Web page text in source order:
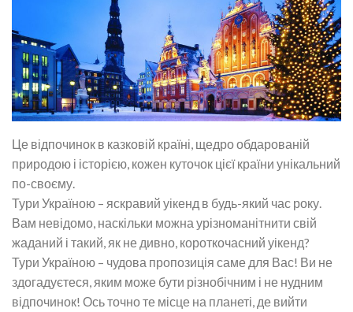
Це відпочинок в казковій країні, щедро обдарованій
природою і історією, кожен куточок цієї країни унікальний
по-своєму.
Тури Україною – яскравий уікенд в будь-який час року.
Вам невідомо, наскільки можна урізноманітнити свій
жаданий і такий, як не дивно, короткочасний уікенд?
Тури Україною – чудова пропозиція саме для Вас! Ви не
здогадуєтеся, яким може бути різнобічним і не нудним
відпочинок! Ось точно те місце на планеті, де вийти